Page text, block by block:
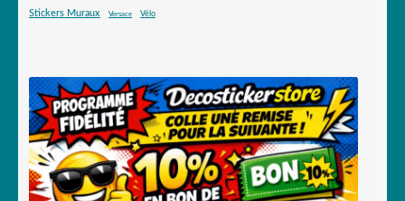
Stickers Muraux Versace Vélo